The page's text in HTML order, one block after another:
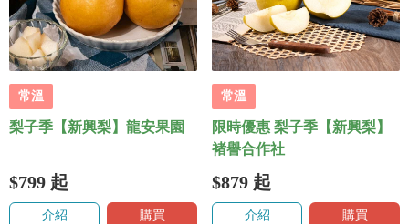
常溫
梨子季【新興梨】龍安果園
$799 起
介紹 購買
常溫
限時優惠 梨子季【新興梨】
褚譽合作社
$879 起
介紹 購買